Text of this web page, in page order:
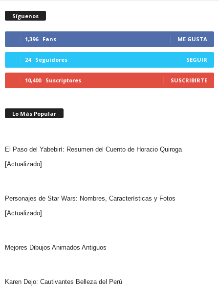
Síguenos
1,396 Fans ME GUSTA
24 Seguidores SEGUIR
10,400 Suscriptores SUSCRIBIRTE
Lo Más Popular
El Paso del Yabebirí: Resumen del Cuento de Horacio Quiroga
[Actualizado]
Personajes de Star Wars: Nombres, Características y Fotos
[Actualizado]
Mejores Dibujos Animados Antiguos
Karen Dejo: Cautivantes Belleza del Perú